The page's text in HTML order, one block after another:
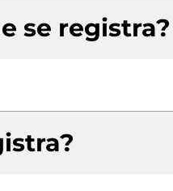
se registra?